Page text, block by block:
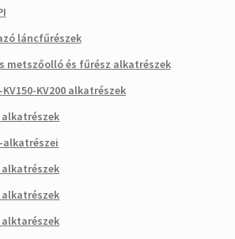
láncfűrészek
metszőolló és fűrész alkatrészek
KV150-KV200 alkatrészek
alkatrészek
alkatrészei
alkatrészek
alkatrészek
alktarészek